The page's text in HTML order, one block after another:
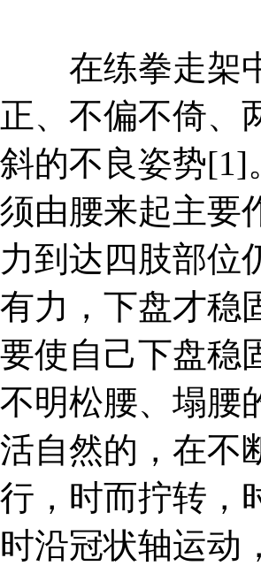
在练拳走架中
正、不偏不倚、
斜的不良姿势[1]
须由腰来起主要
力到达四肢部位
有力，下盘才稳
要使自己下盘稳
不明松腰、塌腰
活自然的，在不
行，时而拧转，
时沿冠状轴运动